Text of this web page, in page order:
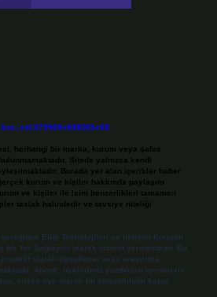
herhangi bir marka, kurum veya şahıs
Sitede yalnızca kendi
Burada yer alan içerikler haber
kurum ve kişiler hakkında paylaşım
ve kişiler ile isim benzerlikleri tamamen
taslak halindedir ve tavsiye niteliği
gereğince Bilgi Teknolojileri ve İletişim Kurumu
bir Yer Sağlayıcı olarak hizmet vermektedir. Bu
olarak denetleme veya araştırma
Ancak, üyelerimiz yazdıkları içeriklerin
siteye üye olarak bu sorumluluğu kabul